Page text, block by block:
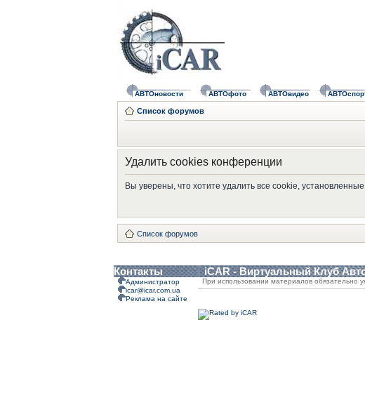
АВТОновости АВТОфото АВТОвидео
Список форумов
Удалить cookies конференции
Вы уверены, что хотите удалить все cookie,
Список форумов
Контакты iCAR - Виртуальный Клуб
Администратор
icar@icar.com.ua
Реклама на сайте
При использовании материалов обязательно